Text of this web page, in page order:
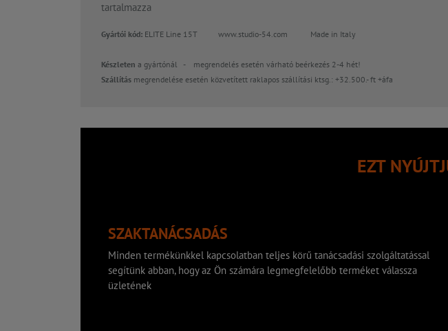
tartalmazza
Gyártói kód: ELITE Line 15T www.studio-54.com Made in Italy
Készleten a gyártónál - megrendelés esetén várható beérkezés 2-4 hét!
Szállítás megrendelése esetén közvetített raklapos szállítási ktsg.: +32.500.- ft +áfa
EZT
SZAKTANÁCSADÁS
Minden termékünkkel kapcsolatban teljes körű tanácsadási szolgáltatással
segítünk abban, hogy az Ön számára legmegfelelőbb terméket válassza
üzletének